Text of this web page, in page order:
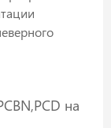
на